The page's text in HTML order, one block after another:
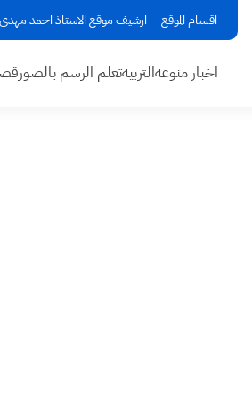
اقسام الموقع ارشيف موقع الاستاذ احمد مهدي
اخبار منوعهالتربيةتعلم الرسم بالصور